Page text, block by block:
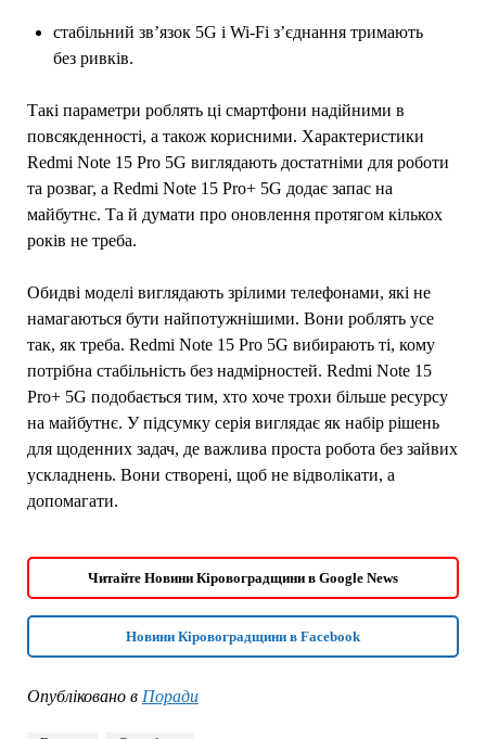
стабільний зв’язок 5G і Wi-Fi з’єднання тримають
без ривків.
Такі параметри роблять ці смартфони надійними в
повсякденності, а також корисними. Характеристики
Redmi Note 15 Pro 5G виглядають достатніми для роботи
та розваг, а Redmi Note 15 Pro+ 5G додає запас на
майбутнє. Та й думати про оновлення протягом кількох
років не треба.
Обидві моделі виглядають зрілими телефонами, які не
намагаються бути найпотужнішими. Вони роблять усе
так, як треба. Redmi Note 15 Pro 5G вибирають ті, кому
потрібна стабільність без надмірностей. Redmi Note 15
Pro+ 5G подобається тим, хто хоче трохи більше ресурсу
на майбутнє. У підсумку серія виглядає як набір рішень
для щоденних задач, де важлива проста робота без зайвих
ускладнень. Вони створені, щоб не відволікати, а
допомагати.
Читайте Новини Кіровоградщини в Google News
Новини Кіровоградщини в Facebook
Опубліковано в Поради